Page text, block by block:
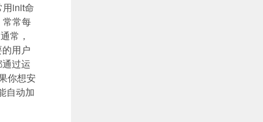
用init命
常常每
常，
用户
过运
你想安
自动加